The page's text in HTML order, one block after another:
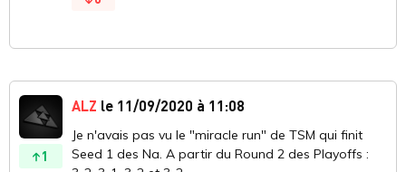
1
ALZ le 11/09/2020 à 11:08
Je n'avais pas vu le "miracle run" de TSM qui finit
Seed 1 des Na. A partir du Round 2 des Playoffs :